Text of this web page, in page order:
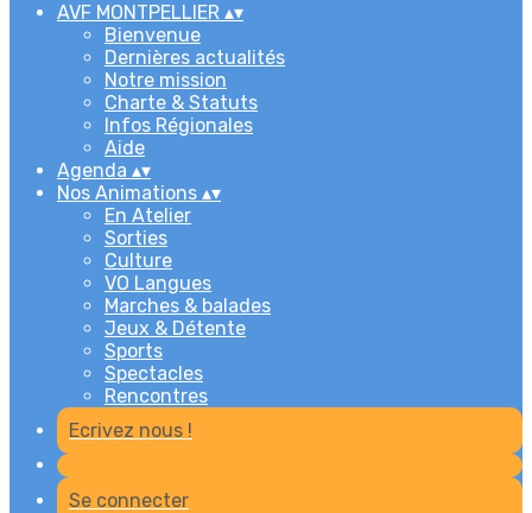
AVF MONTPELLIER ▴▾
Bienvenue
Dernières actualités
Notre mission
Charte & Statuts
Infos Régionales
Aide
Agenda ▴▾
Nos Animations ▴▾
En Atelier
Sorties
Culture
VO Langues
Marches & balades
Jeux & Détente
Sports
Spectacles
Rencontres
Ecrivez nous !
Se connecter